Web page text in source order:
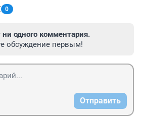
0
ни одного комментария.
обсуждение первым!
Отправить